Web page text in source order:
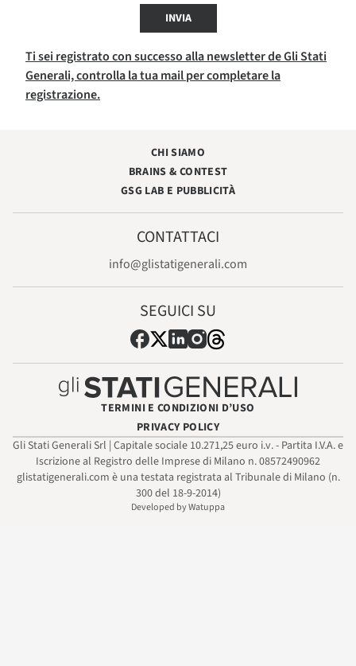
INVIA
Ti sei registrato con successo alla newsletter de Gli Stati
Generali, controlla la tua mail per completare la
registrazione.
CHI SIAMO
BRAINS & CONTEST
GSG LAB E PUBBLICITÀ
CONTATTACI
info@glistatigenerali.com
SEGUICI SU
TERMINI E CONDIZIONI D’USO
PRIVACY POLICY
Gli Stati Generali Srl | Capitale sociale 10.271,25 euro i.v. - Partita I.V.A. e
Iscrizione al Registro delle Imprese di Milano n. 08572490962
glistatigenerali.com è una testata registrata al Tribunale di Milano (n.
300 del 18-9-2014)
Developed by Watuppa